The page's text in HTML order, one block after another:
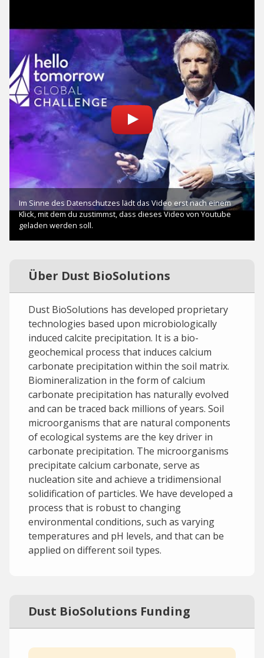
Über Dust BioSolutions
Dust BioSolutions has developed proprietary
technologies based upon microbiologically
induced calcite precipitation. It is a bio-
geochemical process that induces calcium
carbonate precipitation within the soil matrix.
Biomineralization in the form of calcium
carbonate precipitation has naturally evolved
and can be traced back millions of years. Soil
microorganisms that are natural components
of ecological systems are the key driver in
carbonate precipitation. The microorganisms
precipitate calcium carbonate, serve as
nucleation site and achieve a tridimensional
solidification of particles. We have developed a
process that is robust to changing
environmental conditions, such as varying
temperatures and pH levels, and that can be
applied on different soil types.
Dust BioSolutions Funding